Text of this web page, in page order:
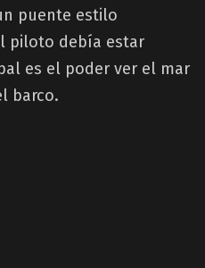
puente estilo
piloto debía estar
es el poder ver el mar
barco.